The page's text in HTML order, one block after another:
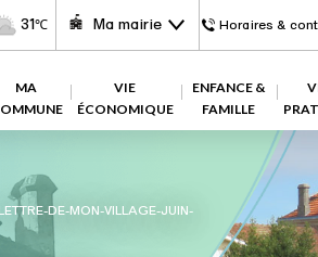
31℃ Ma mairie Horaires &
MA
VIE
ÉCONOMIQUE
ENFANCE &
FAMILLE
LETTRE-DE-MON-VILLAGE-JUIN-